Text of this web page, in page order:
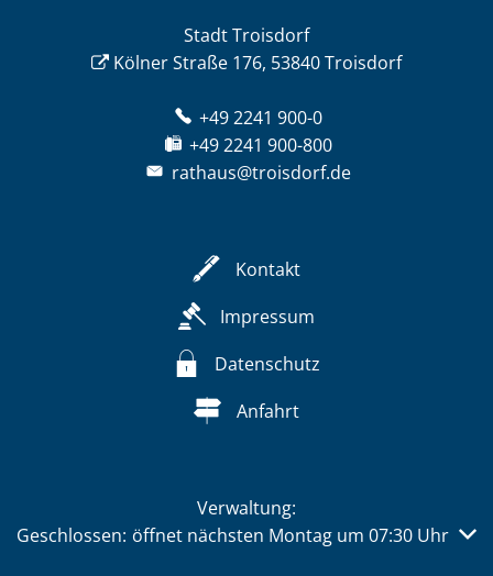
Stadt Troisdorf
Kölner Straße 176, 53840 Troisdorf
+49 2241 900-0
+49 2241 900-800
rathaus@troisdorf.de
Kontakt
Impressum
Datenschutz
Anfahrt
Verwaltung:
Klicken, um weitere Öffnungs- oder Schließzeiten
Geschlossen: öffnet nächsten Montag um 07:30 Uhr